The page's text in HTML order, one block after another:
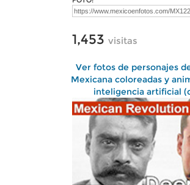
1,453 visitas
Ver fotos de personajes
Mexicana coloreadas y
inteligencia artificial